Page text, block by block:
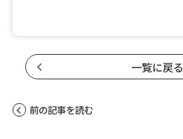
一覧に戻る
前の記事を読む